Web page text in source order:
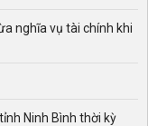
nghĩa vụ tài chính khi
Ninh Bình thời kỳ